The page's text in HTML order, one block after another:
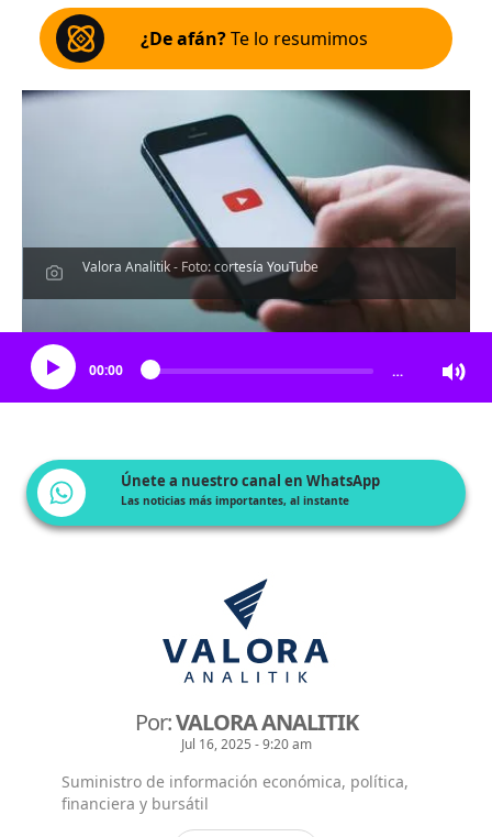
¿De afán?Te lo resumimos
Valora Analitik - Foto: cortesía YouTube
Escucha el artículo
00:00 …
Únete a nuestro canal en WhatsApp
Las noticias más importantes, al instante
Por:VALORA ANALITIK
Jul 16, 2025 - 9:20 am
Suministro de información económica, política,
financiera y bursátil